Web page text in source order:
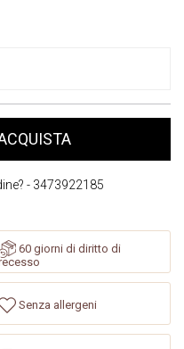
- 3473922185
60 giorni di diritto di
Senza allergeni